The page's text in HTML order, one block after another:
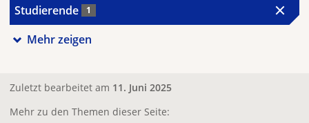
Studierende 1
Mehr zeigen
Zuletzt bearbeitet am 11. Juni 2025
Mehr zu den Themen dieser Seite: